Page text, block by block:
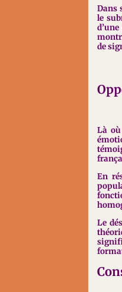
Dans
le
de
Là
En
Le